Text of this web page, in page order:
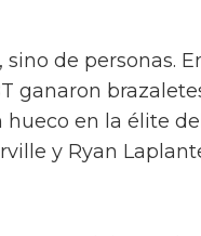
de personas.
ganaron
hueco en la élite
y Ryan